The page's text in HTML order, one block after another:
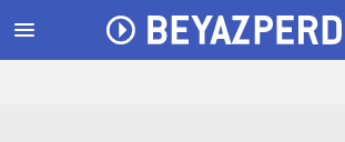
menu